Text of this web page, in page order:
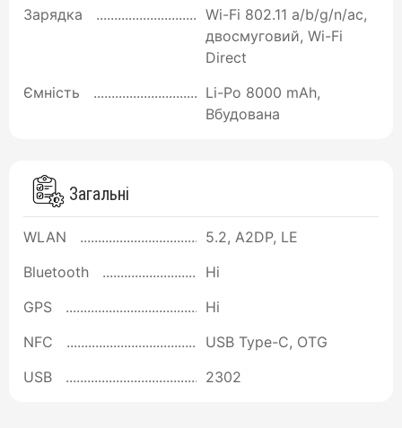
Зарядка
Wi-Fi 802.11 a/b/g/n/ac,
двосмуговий, Wi-Fi
Direct
Ємність
Li-Po 8000 mAh,
Вбудована
Загальні
WLAN
5.2, A2DP, LE
Bluetooth
Ні
GPS
Ні
NFC
USB Type-C, OTG
USB
2302